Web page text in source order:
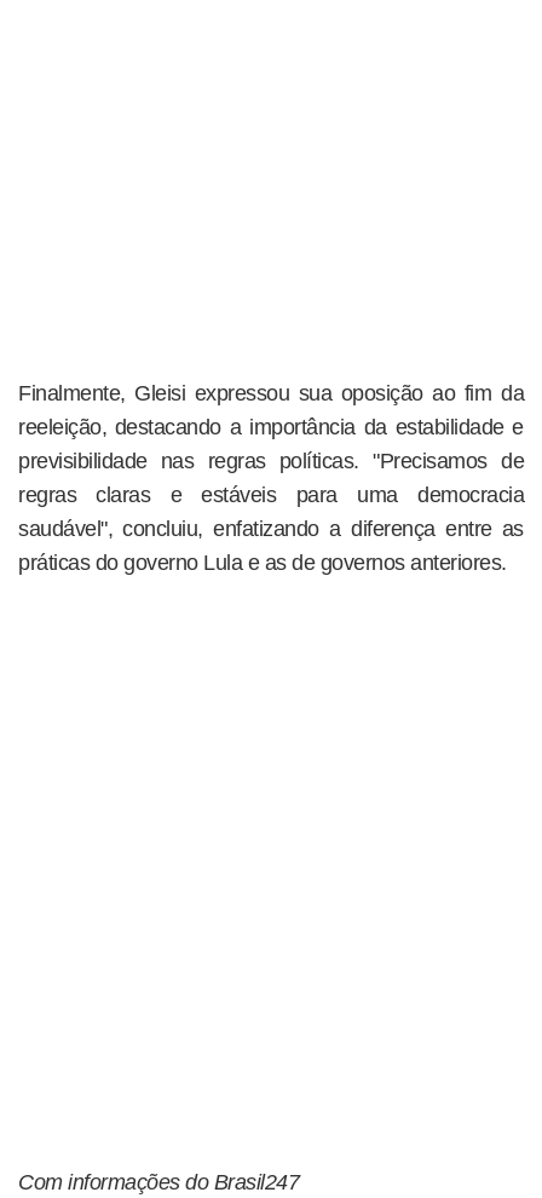
Finalmente, Gleisi expressou sua oposição ao fim da
reeleição, destacando a importância da estabilidade e
previsibilidade nas regras políticas. "Precisamos de
regras claras e estáveis para uma democracia
saudável", concluiu, enfatizando a diferença entre as
práticas do governo Lula e as de governos anteriores.
Com informações do Brasil247